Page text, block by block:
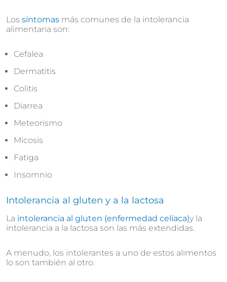
Los síntomas más comunes de la intolerancia
alimentaria son:
Cefalea
Dermatitis
Colitis
Diarrea
Meteorismo
Micosis
Fatiga
Insomnio
Intolerancia al gluten y a la lactosa
La intolerancia al gluten (enfermedad celíaca)y la
intolerancia a la lactosa son las más extendidas.
A menudo, los intolerantes a uno de estos alimentos
lo son también al otro.